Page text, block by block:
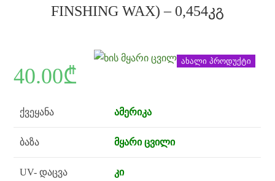
FINSHING WAX) – 0,454ᲙᲒ
ახალი პროდუქტი
40.00₾
ქვეყანა ამერიკა
ბაზა მყარი ცვილი
UV- დაცვა კი